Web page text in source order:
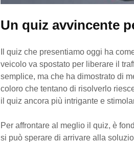
Un quiz avvincente
Il quiz che presentiamo oggi ha
veicolo va spostato per liberare il
semplice, ma che ha dimostrato di
coloro che tentano di risolverlo
il quiz ancora più intrigante e
Per affrontare al meglio il quiz, è
si può sperare di arrivare alla